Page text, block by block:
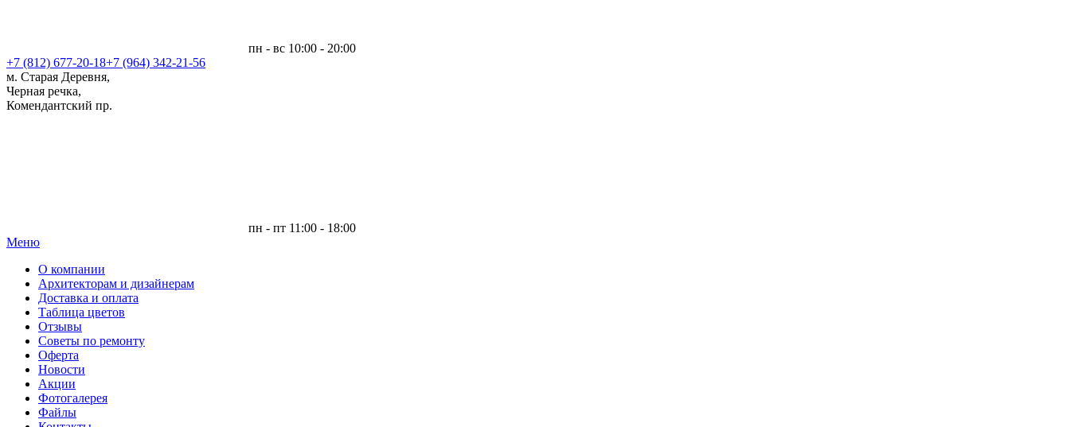
пн - вс 10:00 - 20:00
+7 (812) 677-20-18+7 (964) 342-21-56
м. Старая Деревня,
Черная речка,
Комендантский пр.
пн - пт 11:00 - 18:00
Меню|
О компании
Архитекторам и дизайнерам
Доставка и оплата
Таблица цветов
Отзывы
Советы по ремонту
Оферта
Новости
Акции
Фотогалерея
Файлы